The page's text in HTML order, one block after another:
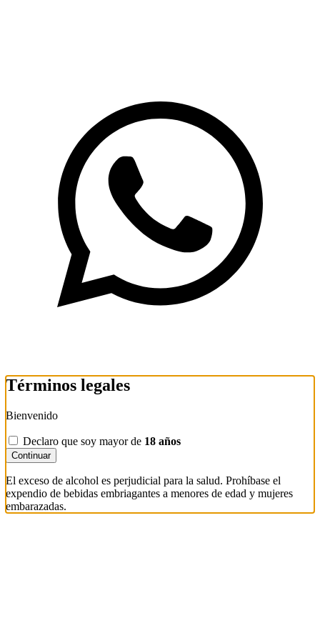
Términos legales
Bienvenido
Declaro que soy mayor de 18 años
Continuar
El exceso de alcohol es perjudicial para la salud. Prohíbase el
expendio de bebidas embriagantes a menores de edad y mujeres
embarazadas.